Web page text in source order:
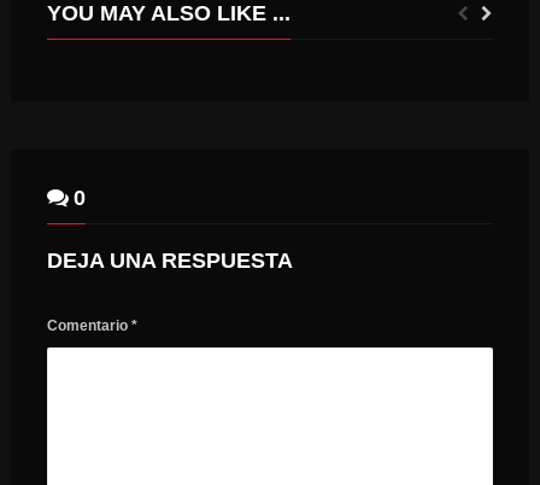
YOU MAY ALSO LIKE ...
0
DEJA UNA RESPUESTA
Comentario *